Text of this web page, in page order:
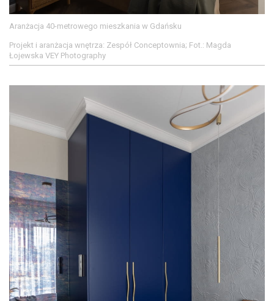
Aranżacja 40-metrowego mieszkania w Gdańsku
Projekt i aranżacja wnętrza: Zespół Conceptownia; Fot.: Magda
Łojewska VEY Photography